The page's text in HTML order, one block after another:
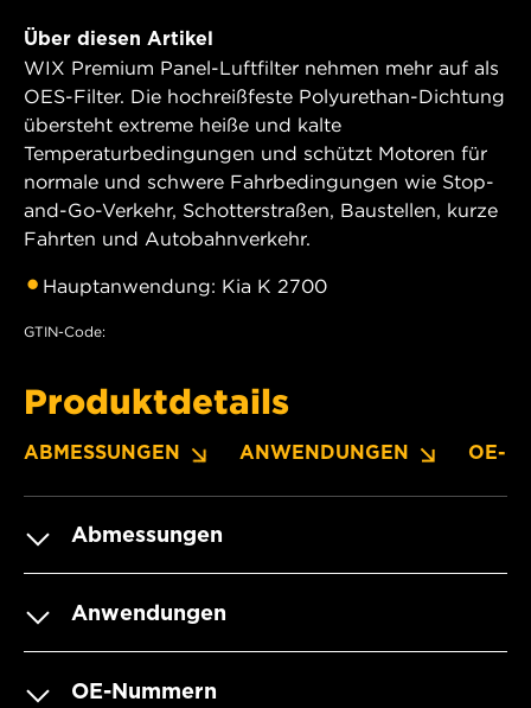
Über diesen Artikel
WIX Premium Panel-Luftfilter nehmen mehr auf als
OES-Filter. Die hochreißfeste Polyurethan-Dichtung
übersteht extreme heiße und kalte
Temperaturbedingungen und schützt Motoren für
normale und schwere Fahrbedingungen wie Stop-
and-Go-Verkehr, Schotterstraßen, Baustellen, kurze
Fahrten und Autobahnverkehr.
Hauptanwendung: Kia K 2700
GTIN-Code:
Produktdetails
ABMESSUNGEN ANWENDUNGEN OE-
Abmessungen
Anwendungen
OE-Nummern